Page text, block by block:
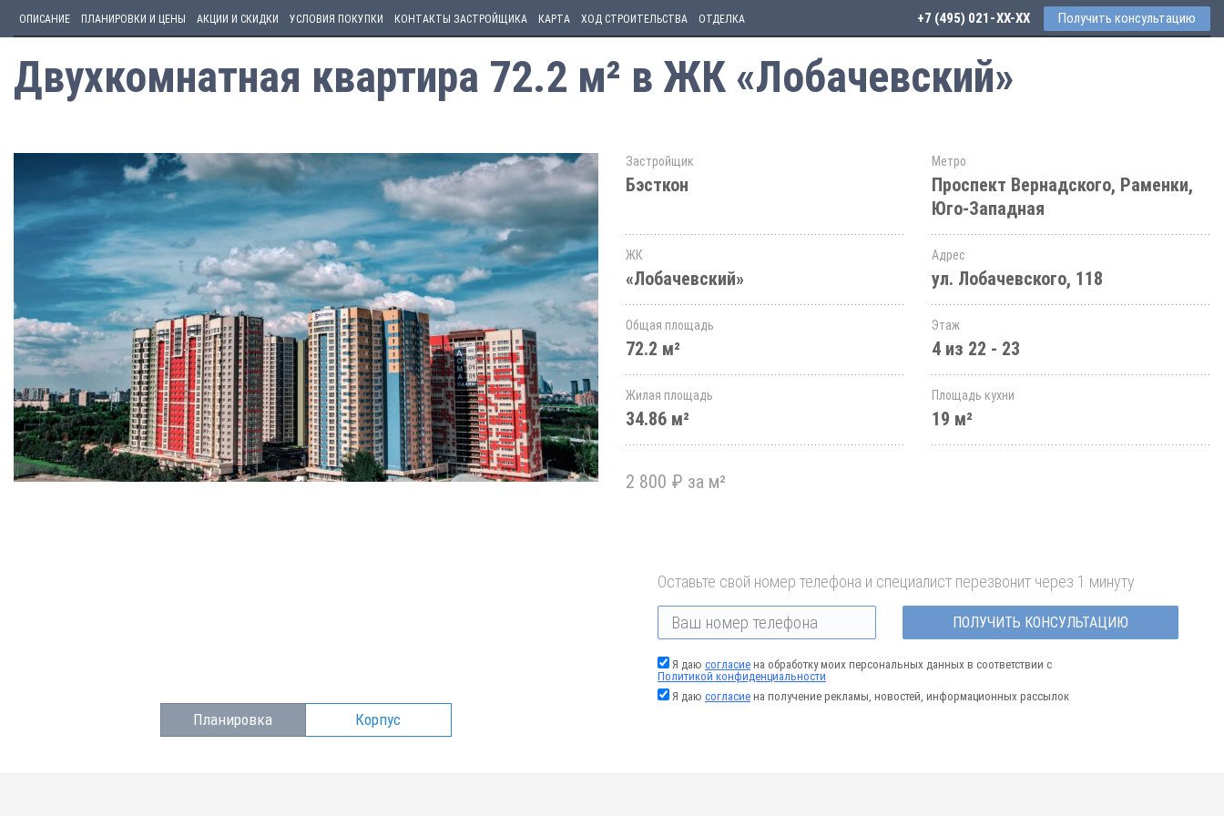
ОПИСАНИЕ ПЛАНИРОВКИ И ЦЕНЫ АКЦИИ И СКИДКИ УСЛОВИЯ ПОКУПКИ КОНТАКТЫ ЗАСТРОЙЩИКА КАРТА ХОД СТРОИТЕЛЬСТВА ОТДЕЛКА +7 (495) 021-41-76 Получить консультацию
Двухкомнатная квартира 72.2 м² в ЖК «Лобачевский»
Планировка Корпус
Застройщик
Бэсткон
Метро
Проспект Вернадского, Раменки,
Юго-Западная
ЖК
«Лобачевский»
Адрес
ул. Лобачевского, 118
Общая площадь
72.2 м²
Этаж
4 из 22 - 23
Жилая площадь
34.86 м²
Площадь кухни
19 м²
2 800 ₽ за м²
Оставьте свой номер телефона и специалист перезвонит через 1 минуту
ПОЛУЧИТЬ КОНСУЛЬТАЦИЮ
Я даю согласие на обработку моих персональных данных в соответствии с
Политикой конфиденциальности
Я даю согласие на получение рекламы, новостей, информационных рассылок